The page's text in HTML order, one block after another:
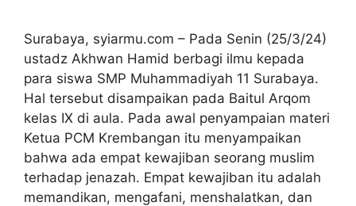
Surabaya, syiarmu.com – Pada Senin (25/3/24)
ustadz Akhwan Hamid berbagi ilmu kepada
para siswa SMP Muhammadiyah 11 Surabaya.
Hal tersebut disampaikan pada Baitul Arqom
kelas IX di aula. Pada awal penyampaian materi
Ketua PCM Krembangan itu menyampaikan
bahwa ada empat kewajiban seorang muslim
terhadap jenazah. Empat kewajiban itu adalah
memandikan, mengafani, menshalatkan, dan